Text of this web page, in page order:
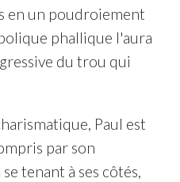
en un poudroiement
phallique l'aura
du trou qui
Paul est
par son
tenant à ses côtés,